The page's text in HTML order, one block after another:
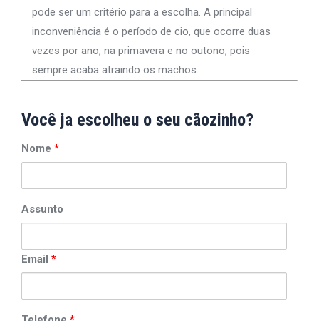
pode ser um critério para a escolha. A principal
inconveniência é o período de cio, que ocorre duas
vezes por ano, na primavera e no outono, pois
sempre acaba atraindo os machos.
Você ja escolheu o seu cãozinho?
Nome *
Assunto
Email *